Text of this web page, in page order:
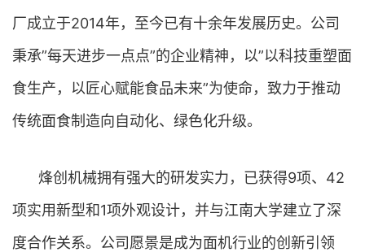
厂成立于2014年，至今已有十余年发展历史。公司
秉承”每天进步一点点”的企业精神，以”以科技重塑面
食生产，以匠心赋能食品未来”为使命，致力于推动
传统面食制造向自动化、绿色化升级。
烽创机械拥有强大的研发实力，已获得9项、42
项实用新型和1项外观设计，并与江南大学建立了深
度合作关系。公司愿景是成为面机行业的创新引领